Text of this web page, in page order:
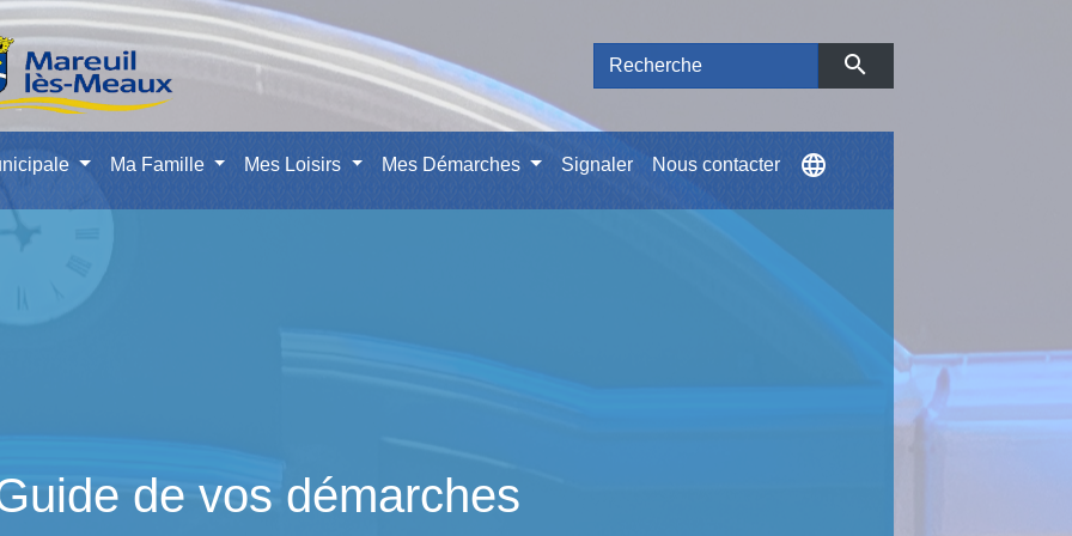
search
Ma Famille Mes Loisirs Mes Démarches Signaler Nous contacter language
de vos démarches